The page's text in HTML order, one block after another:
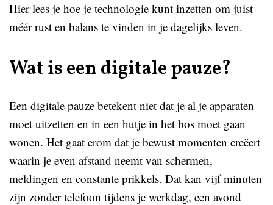
Hier lees je hoe je technologie kunt inzetten om juist
méér rust en balans te vinden in je dagelijks leven.
Wat is een digitale pauze?
Een digitale pauze betekent niet dat je al je apparaten
moet uitzetten en in een hutje in het bos moet gaan
wonen. Het gaat erom dat je bewust momenten creëert
waarin je even afstand neemt van schermen,
meldingen en constante prikkels. Dat kan vijf minuten
zijn zonder telefoon tijdens je werkdag, een avond